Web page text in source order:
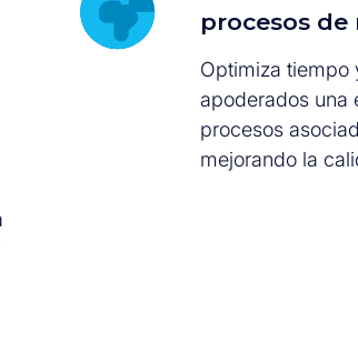
procesos
Optimiza tiempo
apoderados una
procesos
mejorando la